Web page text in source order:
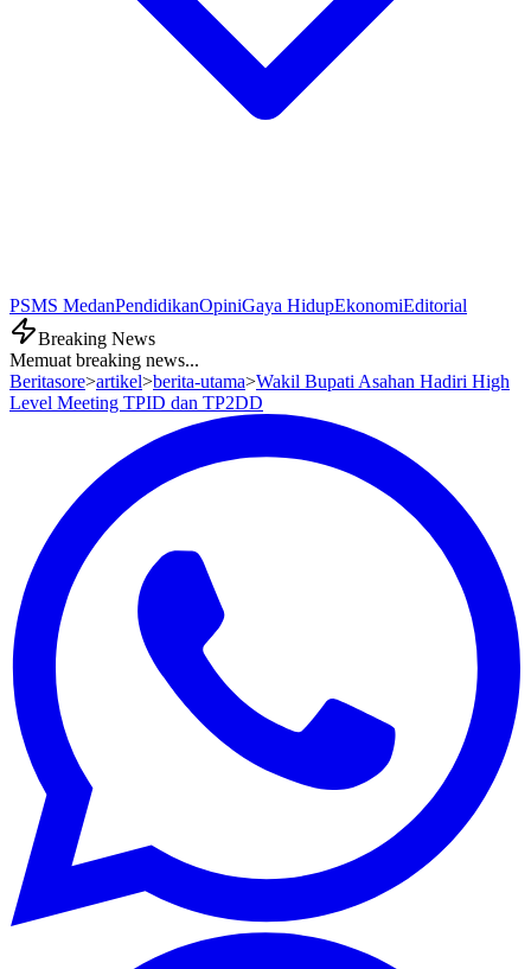
PSMS MedanPendidikanOpiniGaya HidupEkonomiEditorial
Breaking News
Memuat breaking news...
Beritasore>artikel>berita-utama>Wakil Bupati Asahan Hadiri High
Level Meeting TPID dan TP2DD